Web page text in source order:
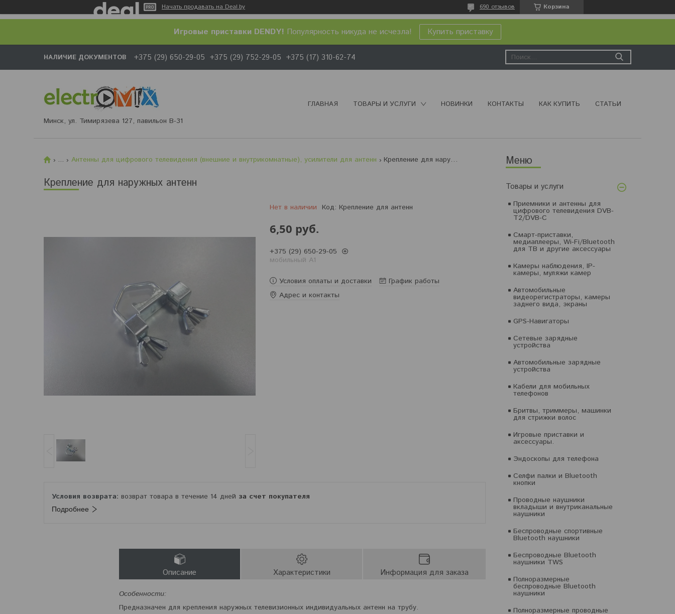
Начать продавать на Deal.by Корзина
690 отзывов
Игровые приставки DENDY! Популярность никуда не исчезла! Купить приставку
НАЛИЧИЕ ДОКУМЕНТОВ +375 (29) 650-29-05 +375 (29) 752-29-05 +375 (17) 310-62-74
Минск, ул. Тимирязева 127, павильон В-31
ГЛАВНАЯ ТОВАРЫ И УСЛУГИ НОВИНКИ КОНТАКТЫ КАК КУПИТЬ СТАТЬИ
Товары и услуги
Приемники и антенны для
цифрового телевидения DVB-
T2/DVB-C
Смарт-приставки,
медиаплееры, Wi-Fi/Bluetooth
для ТВ и другие аксессуары
Камеры наблюдения, IP-
камеры, муляжи камер
Автомобильные
видеорегистраторы, камеры
заднего вида, экраны
GPS-Навигаторы
Сетевые зарядные
устройства
Автомобильные зарядные
устройства
Кабели для мобильных
телефонов
Бритвы, триммеры, машинки
для стрижки волос
Игровые приставки и
аксессуары.
Эндоскопы для телефона
Селфи палки и Bluetooth
кнопки
Проводные наушники
вкладыши и внутриканальные
наушники
Беспроводные спортивные
Bluetooth наушники
Беспроводные Bluetooth
наушники TWS
Полноразмерные
беспроводные Bluetooth
наушники
Полноразмерные проводные
... Антенны для цифрового телевидения (внешние и внутрикомнатные), усилители для антенн Крепление для наружных антенн
Крепление для наружных антенн
Нет в наличии Код: Крепление для антенн
6,50 руб.
+375 (29) 650-29-05
мобильный A1
Условия оплаты и доставки
График работы
Адрес и контакты
возврат товара в течение 14 дней за счет покупателя
Подробнее
Описание Характеристики Информация для заказа
Особенности:
Предназначен для крепления наружных телевизионных индивидуальных антенн на трубу.